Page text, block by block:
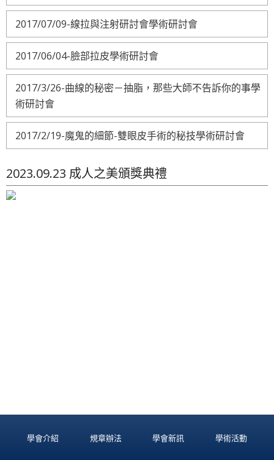
2017/07/09-線拉與注射研討會學術研討會
2017/06/04-臉部拉皮學術研討會
2017/3/26-曲線的秘密－抽脂，那些大師不告訴你的事學
術研討會
2017/2/19-魔鬼的細節-雙眼皮手術的秘技學術研討會
2023.09.23 成人之美頒獎典禮
學會介紹 規章辦法 學會新訊 學術活動